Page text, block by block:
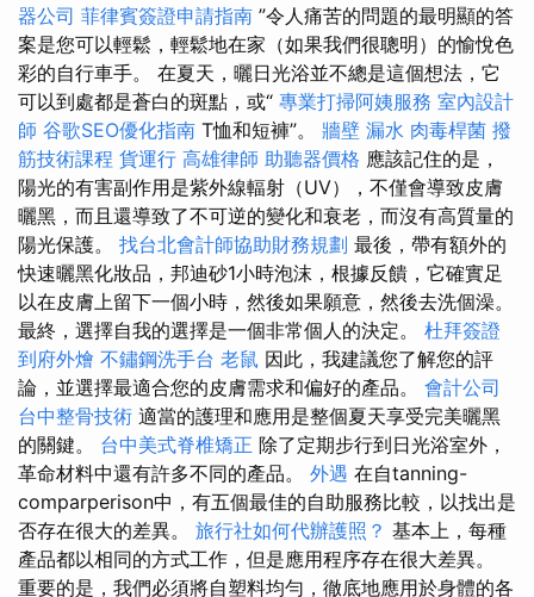
器公司 菲律賓簽證申請指南 ”令人痛苦的問題的最明顯的答
案是您可以輕鬆，輕鬆地在家（如果我們很聰明）的愉悅色
彩的自行車手。 在夏天，曬日光浴並不總是這個想法，它
可以到處都是蒼白的斑點，或“ 專業打掃阿姨服務 室內設計
師 谷歌SEO優化指南 T恤和短褲”。 牆壁 漏水 肉毒桿菌 撥
筋技術課程 貨運行 高雄律師 助聽器價格 應該記住的是，
陽光的有害副作用是紫外線輻射（UV），不僅會導致皮膚
曬黑，而且還導致了不可逆的變化和衰老，而沒有高質量的
陽光保護。 找台北會計師協助財務規劃 最後，帶有額外的
快速曬黑化妝品，邦迪砂1小時泡沫，根據反饋，它確實足
以在皮膚上留下一個小時，然後如果願意，然後去洗個澡。
最終，選擇自我的選擇是一個非常個人的決定。 杜拜簽證
到府外燴 不鏽鋼洗手台 老鼠 因此，我建議您了解您的評
論，並選擇最適合您的皮膚需求和偏好的產品。 會計公司
台中整骨技術 適當的護理和應用是整個夏天享受完美曬黑
的關鍵。 台中美式脊椎矯正 除了定期步行到日光浴室外，
革命材料中還有許多不同的產品。 外遇 在自tanning-
comparperison中，有五個最佳的自助服務比較，以找出是
否存在很大的差異。 旅行社如何代辦護照？ 基本上，每種
產品都以相同的方式工作，但是應用程序存在很大差異。
重要的是，我們必須將自塑料均勻，徹底地應用於身體的各